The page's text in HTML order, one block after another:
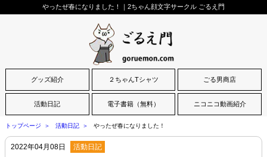
やったぜ春になりました！｜2ちゃん顔文字サークル ごるえ門
グッズ紹介 ２ちゃんTシャツ ごる男商店
活動日記 電子書籍（無料） ニコニコ動画紹介
トップページ 活動日記 やったぜ春になりました！
2022年04月08日 活動日記